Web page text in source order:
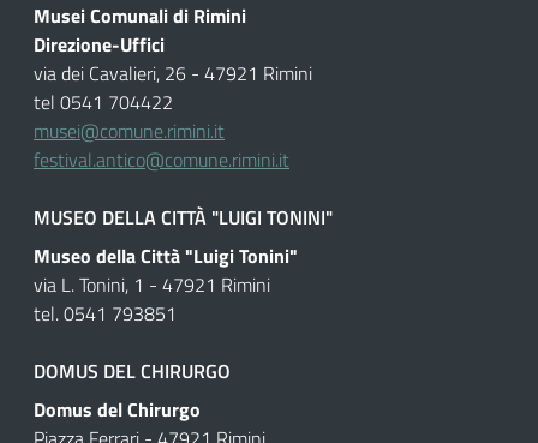
Musei Comunali di Rimini
Direzione-Uffici
via dei Cavalieri, 26 - 47921 Rimini
tel 0541 704422
musei@comune.rimini.it
festival.antico@comune.rimini.it
MUSEO DELLA CITTÀ "LUIGI TONINI"
Museo della Città "Luigi Tonini"
via L. Tonini, 1 - 47921 Rimini
tel. 0541 793851
DOMUS DEL CHIRURGO
Domus del Chirurgo